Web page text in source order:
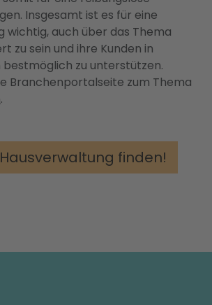
Insgesamt ist es für eine
wichtig, auch über das Thema
zu sein und ihre Kunden in
bestmöglich zu unterstützen.
Branchenportalseite zum Thema
.
finden!